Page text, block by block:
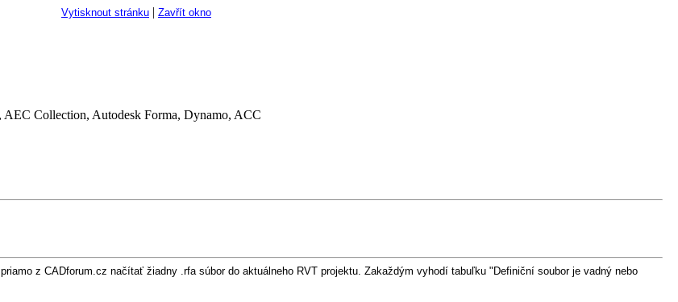
Vytisknout stránku | Zavřít okno
Collection, Autodesk Forma, Dynamo, ACC
z CADforum.cz načítať žiadny .rfa súbor do aktuálneho RVT projektu. Zakaždým vyhodí tabuľku "Definiční soubor je vadný nebo